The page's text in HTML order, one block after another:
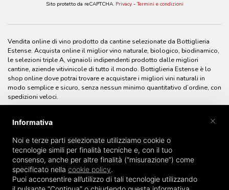
Sito protetto da reCAPTCHA. Privacy-Termini e condizioni
Vendita online di vino prodotto da cantine selezionate da Bottiglieria
Estense. Acquista online il miglior vino naturale, biologico, biodinamico,
le selezioni triple A, vignaioli indipendenti prodotto dalle migliori
cantine, aziende vitivinicole di tutto il mondo. Bottiglieria Estense è lo
shop online dove potrai trovare e acquistare i migliori vini naturali in
modo semplice e sicuro, senza nessun minimo quantitativo d’ordine, con
spedizioni veloci.
Informativa
Noi e terze parti selezionate utilizziamo cookie o
tecnologie simili per finalità tecniche e, con il tuo
consenso, anche per altre finalità (“misurazione”) come
specificato nella cookie policy.
Puoi acconsentire all’utilizzo di tali tecnologie utilizzando
×